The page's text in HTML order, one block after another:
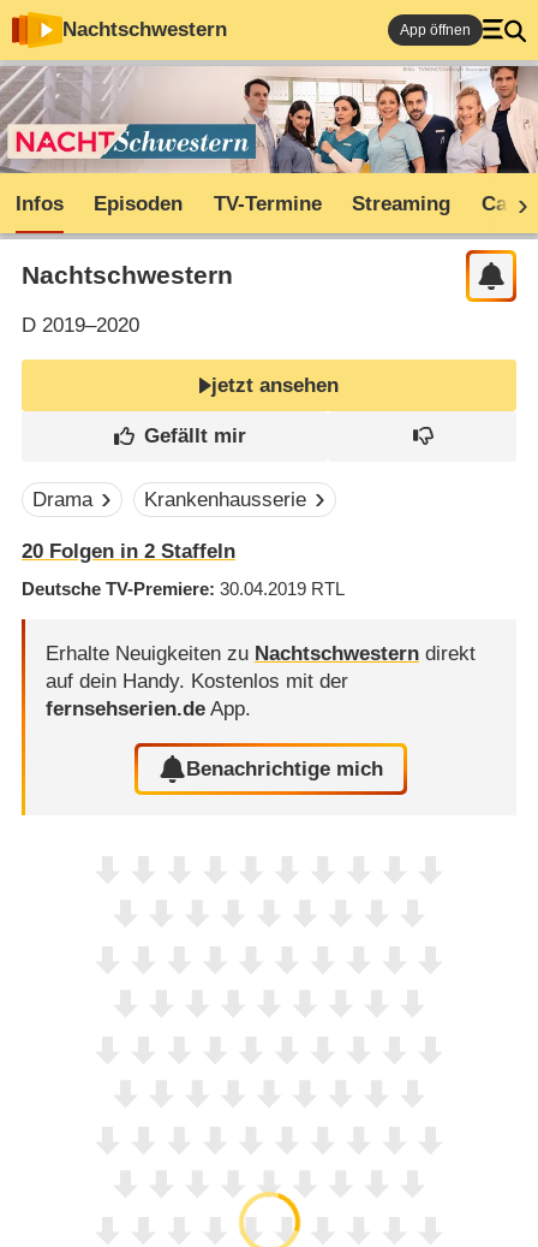
Nachtschwestern App öffnen
Infos Episoden TV-Termine Streaming Cast
Nachtschwestern
D2019–2020
jetzt ansehen
Drama Krankenhausserie
20Folgen in 2Staffeln
Deutsche TV-Premiere 30.04.2019 RTL
Erhalte Neuigkeiten zu Nachtschwesterndirekt
auf dein Handy. Kostenlos mit der
fernsehserien.deApp.
Benachrichtige mich